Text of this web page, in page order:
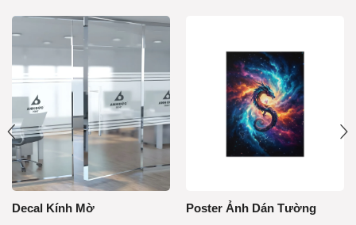
Decal Kính Mờ Poster Ảnh Dán Tường